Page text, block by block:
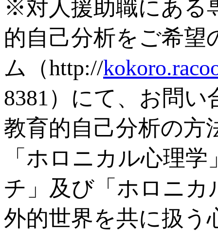
※対人援助職にある
的自己分析をご希望
ム（http://
8381）にて、お問
教育的自己分析の方
「ホロニカル心理
チ」及び「ホロニカ
外的世界を共に扱う